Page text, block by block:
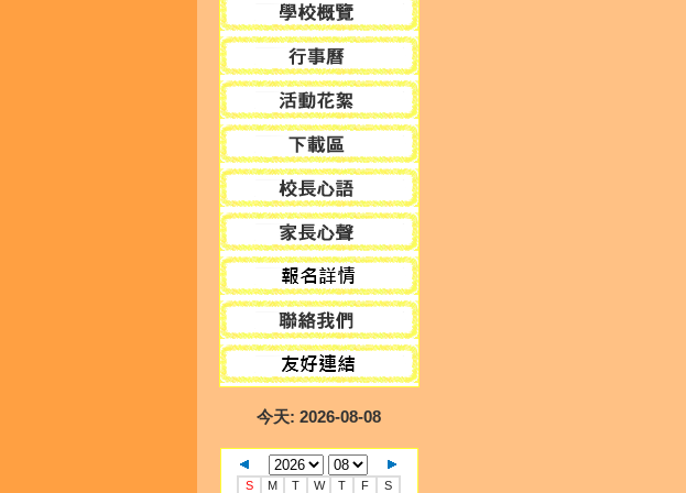
今天: 2026-08-08
S M T W T F S